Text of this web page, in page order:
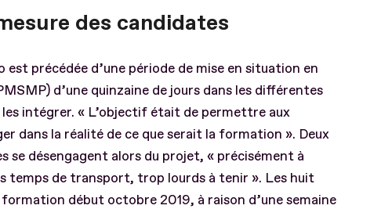
des candidates
est précédée d’une période de mise en situation en
d’une quinzaine de jours dans les différentes
les intégrer. « L’objectif était de permettre aux
dans la réalité de ce que serait la formation ». Deux
se désengagent alors du projet, « précisément à
temps de transport, trop lourds à tenir ». Les huit
début octobre 2019, à raison d’une semaine